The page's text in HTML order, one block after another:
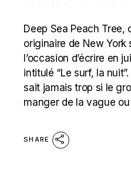
Deep Sea Peach Tree,
originaire de New York
l’occasion d’écrire en
intitulé “Le surf, la
sait jamais trop si le
manger de la vague ou
SHARE